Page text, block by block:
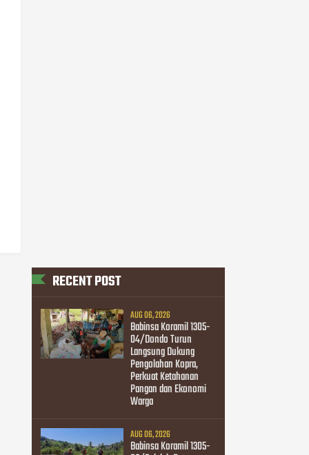
RECENT POST
AUG 06, 2026
Babinsa Koramil 1305-
04/Dondo Turun
Langsung Dukung
Pengolahan Kopra,
Perkuat Ketahanan
Pangan dan Ekonomi
Warga
AUG 06, 2026
Babinsa Koramil 1305-